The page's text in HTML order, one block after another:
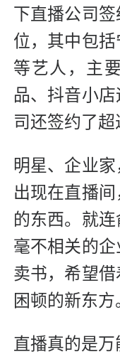
下直播公司
位，其中包
等艺人，主
品、抖音小
司还签约了超
明星、企业
出现在直播
的东西。就
毫不相关的
卖书，希望
困顿的新东方
直播真的是万